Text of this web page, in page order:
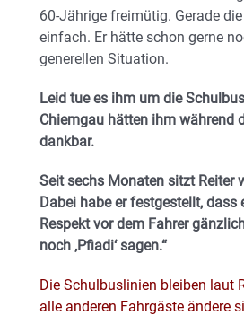
60-Jährige freimütig. Gerade
einfach. Er hätte schon gerne
generellen Situation.
Leid tue es ihm um die
Chiemgau hätten ihm während
dankbar.
Seit sechs Monaten sitzt Reiter
Dabei habe er festgestellt,
Respekt vor dem Fahrer
noch ‚Pfiadi‘ sagen.“
Die Schulbuslinien bleiben laut
alle anderen Fahrgäste ändere